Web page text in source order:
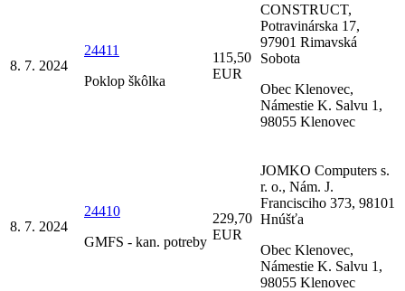
8. 7. 2024
24411
Poklop škôlka
115,50
EUR
CONSTRUCT,
Potravinárska 17,
97901 Rimavská
Sobota
Obec Klenovec,
Námestie K. Salvu 1,
98055 Klenovec
8. 7. 2024
24410
GMFS - kan. potreby
229,70
EUR
JOMKO Computers s.
r. o., Nám. J.
Francisciho 373, 98101
Hnúšťa
Obec Klenovec,
Námestie K. Salvu 1,
98055 Klenovec